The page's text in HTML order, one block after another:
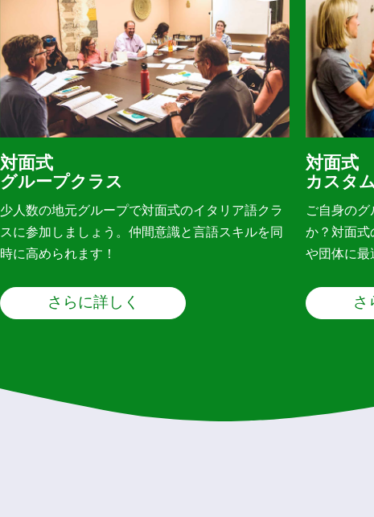
対面式
グループクラス
少人数の地元グループで対面式のイタリア語クラ
スに参加しましょう。仲間意識と言語スキルを同
時に高められます！
さらに詳しく
対面式
カスタ
ご自身の
か？対面式
や団体に最
さ